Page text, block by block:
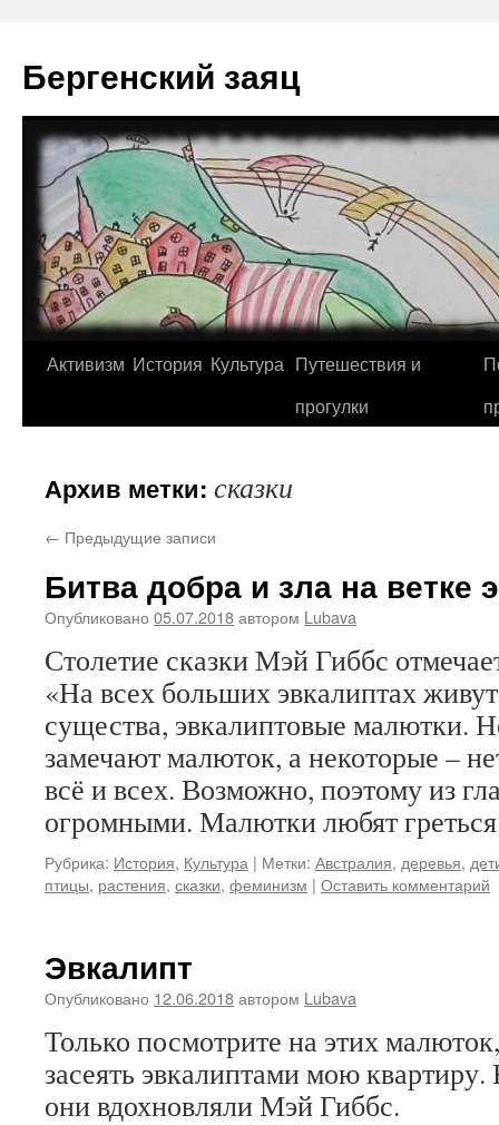
содержимому
Бергенский заяц
Активизм История Культура Путешествия и
прогулки
Архив метки: сказки
← Предыдущие записи
Битва добра и зла на ветке
Опубликовано 05.07.2018автором Lubava
Столетие сказки Мэй Гиббс
«На всех больших эвкалиптах
существа, эвкалиптовые малютки.
замечают малюток, а некоторые –
всё и всех. Возможно, поэтому из
огромными. Малютки любят
Рубрика: История, Культура | Метки: Австралия, деревья,
птицы, растения, сказки, феминизм | Оставить комментарий
Эвкалипт
Опубликовано 12.06.2018автором Lubava
Только посмотрите на этих
засеять эвкалиптами мою квартиру.
они вдохновляли Мэй Гиббс.